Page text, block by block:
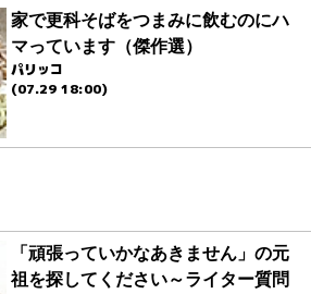
家で更科そばをつまみに飲むのにハ
マっています（傑作選）
パリッコ
(07.29 18:00)
「頑張っていかなあきません」の元
祖を探してください～ライター質問